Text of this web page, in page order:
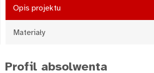
Opis projektu
Materiały
Profil absolwenta